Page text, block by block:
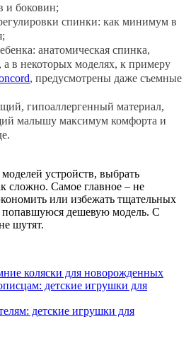
и боковин;
спинки: как минимум в
анатомическая спинка,
а в некоторых моделях, к примеру
, предусмотрены даже съемные
гипоаллергенный материал,
малышу максимум комфорта и
устройств, выбрать
сложно. Самое главное – не
или избежать тщательных
дешевую модель. С
шутят.
коляски для новорожденных
детские игрушки для
детские игрушки для